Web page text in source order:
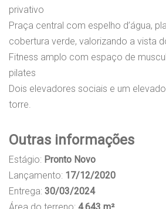
privativo
Praça central com espelho d’água,
cobertura verde, valorizando a vista
Fitness amplo com espaço de
pilates
Dois elevadores sociais e um
torre.
Outras informações
Estágio: Pronto Novo
Lançamento: 17/12/2020
Entrega: 30/03/2024
Área do terreno: 4.643 m²